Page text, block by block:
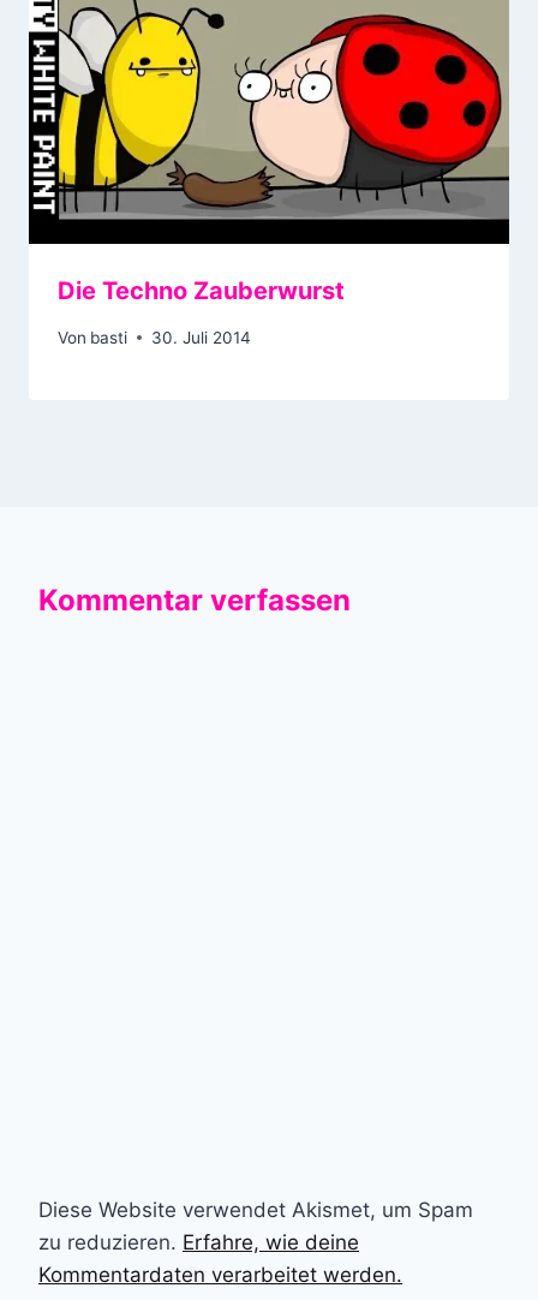
Die Techno Zauberwurst
Von basti 30. Juli 2014
Kommentar verfassen
Diese Website verwendet Akismet, um Spam
zu reduzieren. Erfahre, wie deine
Kommentardaten verarbeitet werden.